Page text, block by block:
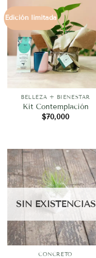
Edición limitada
BELLEZA + BIENESTAR
Kit Contemplación
$70,000
SIN EXISTENCIAS
CONCRETO